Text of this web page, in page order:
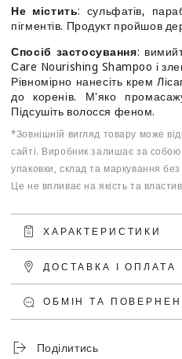
Не містить: сульфатів,
пігментів. Продукт пройшов
Спосіб застосування:
Сare Nourishing Shampoo і
Рівномірно нанесіть крем
до коренів. М'яко
Підсушіть волосся феном.
*Зовнішній вигляд товару може
сайті. Виробник залишає за
упаковки, склад та маркування
Це не впливає на якість та
ХАРАКТЕРИСТИКИ
ДОСТАВКА І ОПЛАТА
ОБМІН ТА
Поділитись